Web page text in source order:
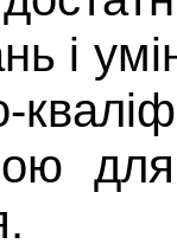
і
для